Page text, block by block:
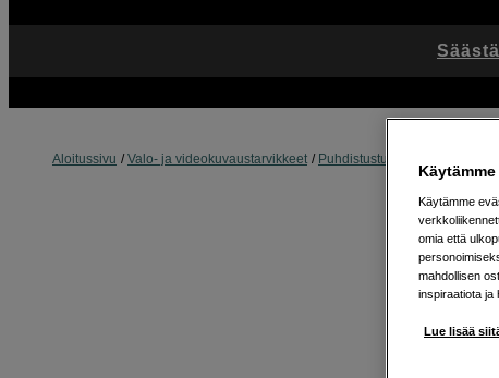
Aloitussivu Valo- ja videokuvaustarvikkeet Puhdistustuotteet
Käytämme
omia että
mahdollisen
inspiraatiota ja
Lue lisää